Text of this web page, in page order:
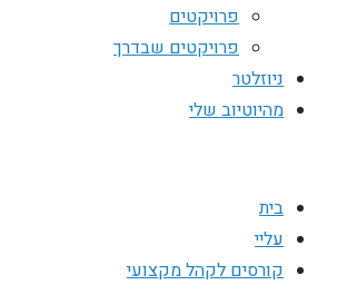
פרויקטים
פרויקטים שבדרך
ניוזלטר
מהיוטיוב שלי
בית
עליי
קורסים לקהל מקצועי